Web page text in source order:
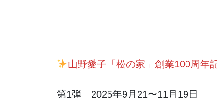
山野愛子「松の家」創業100周年
第1弾 2025年9月21〜11月19日